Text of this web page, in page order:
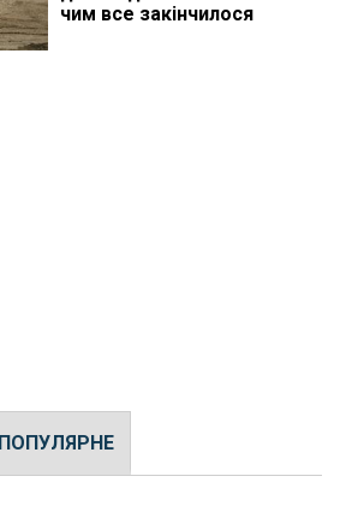
чим все закінчилося
ПОПУЛЯРНЕ